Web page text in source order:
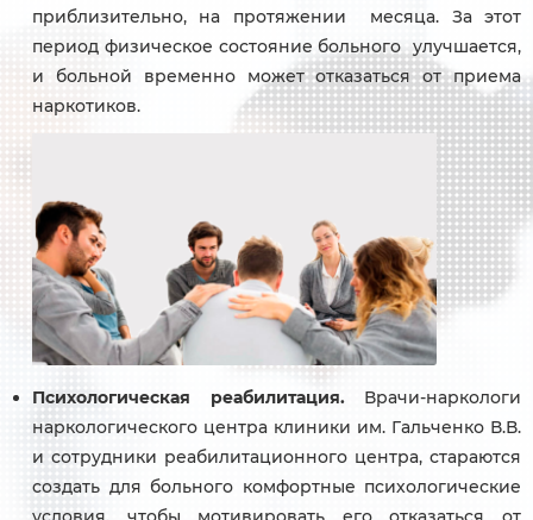
приблизительно, на протяжении месяца. За этот
период физическое состояние больного улучшается,
и больной временно может отказаться от приема
наркотиков.
Психологическая реабилитация.Врачи-наркологи
наркологического центра клиники им. Гальченко В.В.
и сотрудники реабилитационного центра, стараются
создать для больного комфортные психологические